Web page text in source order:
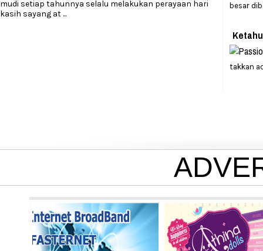
mudi setiap tahunnya selalu melakukan perayaan hari
kasih sayang at ...
besar
takkan